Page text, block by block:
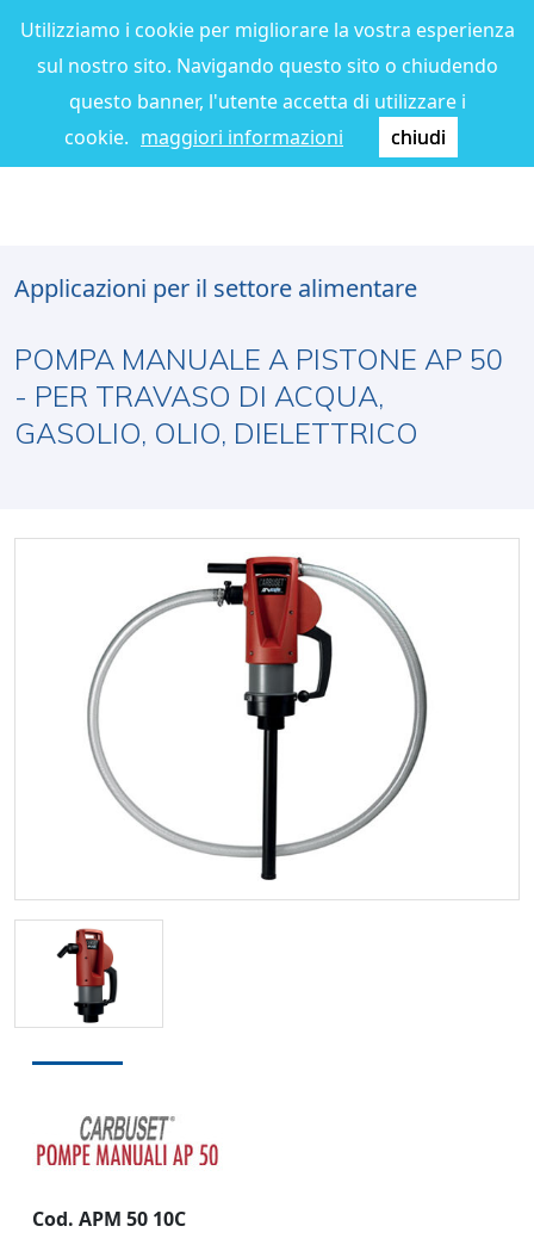
Utilizziamo i cookie per migliorare la vostra esperienza
sul nostro sito. Navigando questo sito o chiudendo
questo banner, l'utente accetta di utilizzare i
cookie. maggiori informazioni chiudi
Applicazioni per il settore alimentare
POMPA MANUALE A PISTONE AP 50
- PER TRAVASO DI ACQUA,
GASOLIO, OLIO, DIELETTRICO
Cod. APM 50 10C